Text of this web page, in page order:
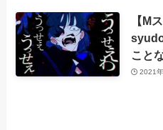
【M
こと
2021